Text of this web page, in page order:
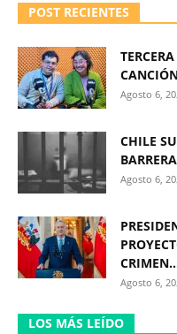
POST RECIENTES
Agosto 6,
CHILE
Agosto 6,
Agosto 6,
LOS MÁS LEÍDO